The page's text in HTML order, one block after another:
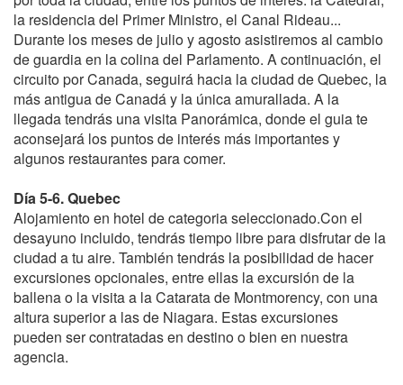
la residencia del Primer Ministro, el Canal Rideau...
Durante los meses de julio y agosto asistiremos al cambio
de guardia en la colina del Parlamento. A continuación, el
circuito por Canada, seguirá hacia la ciudad de Quebec, la
más antigua de Canadá y la única amurallada. A la
llegada tendrás una visita Panorámica, donde el guia te
aconsejará los puntos de interés más importantes y
algunos restaurantes para comer.
Día 5-6. Quebec
Alojamiento en hotel de categoria seleccionado.Con el
desayuno incluido, tendrás tiempo libre para disfrutar de la
ciudad a tu aire. También tendrás la posibilidad de hacer
excursiones opcionales, entre ellas la excursión de la
ballena o la visita a la Catarata de Montmorency, con una
altura superior a las de Niagara. Estas excursiones
pueden ser contratadas en destino o bien en nuestra
agencia.